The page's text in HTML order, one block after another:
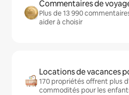
Commentaires de
Plus de 13 990
aider à choisir
Locations de vacances
170 propriétés offrent plus
commodités pour les